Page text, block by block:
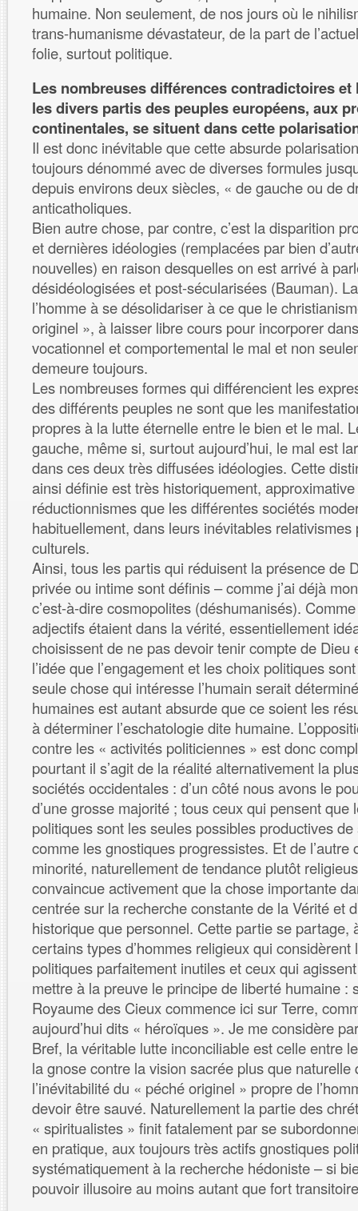
humaine. Non seulement, de nos jours où le
trans-humanisme dévastateur, de la part de
folie, surtout politique.
Les nombreuses différences contradictoires et
les divers partis des peuples européens, aux
continentales, se situent dans cette
Il est donc inévitable que cette absurde
toujours dénommé avec de diverses formules
depuis environs deux siècles, « de gauche ou de
anticatholiques.
Bien autre chose, par contre, c’est la disparition
et dernières idéologies (remplacées par bien
nouvelles) en raison desquelles on est arrivé à
désidéologisées et post-sécularisées (Bauman).
l’homme à se désolidariser à ce que le
originel », à laisser libre cours pour incorporer
vocationnel et comportemental le mal et non
demeure toujours.
Les nombreuses formes qui différencient les
des différents peuples ne sont que les
propres à la lutte éternelle entre le bien et le mal.
gauche, même si, surtout aujourd’hui, le mal est
dans ces deux très diffusées idéologies. Cette
ainsi définie est très historiquement,
réductionnismes que les différentes sociétés
habituellement, dans leurs inévitables relativismes
culturels.
Ainsi, tous les partis qui réduisent la présence de
privée ou intime sont définis – comme j’ai déjà
c’est-à-dire cosmopolites (déshumanisés).
adjectifs étaient dans la vérité, essentiellement
choisissent de ne pas devoir tenir compte de Dieu
l’idée que l’engagement et les choix politiques
seule chose qui intéresse l’humain serait
humaines est autant absurde que ce soient les
à déterminer l’eschatologie dite humaine.
contre les « activités politiciennes » est donc
pourtant il s’agit de la réalité alternativement la
sociétés occidentales : d’un côté nous avons le
d’une grosse majorité ; tous ceux qui pensent que
politiques sont les seules possibles productives
comme les gnostiques progressistes. Et de l’autre
minorité, naturellement de tendance plutôt
convaincue activement que la chose importante
centrée sur la recherche constante de la Vérité et
historique que personnel. Cette partie se partage,
certains types d’hommes religieux qui considèrent
politiques parfaitement inutiles et ceux qui
mettre à la preuve le principe de liberté humaine :
Royaume des Cieux commence ici sur Terre,
aujourd’hui dits « héroïques ». Je me considère
Bref, la véritable lutte inconciliable est celle entre
la gnose contre la vision sacrée plus que naturelle
l’inévitabilité du « péché originel » propre de
devoir être sauvé. Naturellement la partie des
« spiritualistes » finit fatalement par se
en pratique, aux toujours très actifs gnostiques
systématiquement à la recherche hédoniste – si
pouvoir illusoire au moins autant que fort